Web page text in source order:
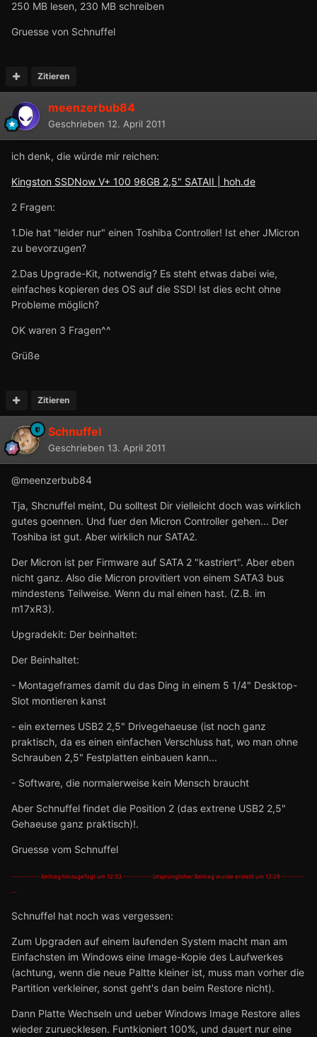
250 MB lesen, 230 MB schreiben
Gruesse von Schnuffel
Zitieren
meenzerbub84
Geschrieben 12. April 2011
ich denk, die würde mir reichen:
Kingston SSDNow V+ 100 96GB 2,5" SATAII | hoh.de
2 Fragen:
1.Die hat "leider nur" einen Toshiba Controller! Ist eher JMicron
zu bevorzugen?
2.Das Upgrade-Kit, notwendig? Es steht etwas dabei wie,
einfaches kopieren des OS auf die SSD! Ist dies echt ohne
Probleme möglich?
OK waren 3 Fragen^^
Grüße
Zitieren
Schnuffel
Geschrieben 13. April 2011
@meenzerbub84
Tja, Shcnuffel meint, Du solltest Dir vielleicht doch was wirklich
gutes goennen. Und fuer den Micron Controller gehen... Der
Toshiba ist gut. Aber wirklich nur SATA2.
Der Micron ist per Firmware auf SATA 2 "kastriert". Aber eben
nicht ganz. Also die Micron provitiert von einem SATA3 bus
mindestens Teilweise. Wenn du mal einen hast. (Z.B. im
m17xR3).
Upgradekit: Der beinhaltet:
Der Beinhaltet:
- Montageframes damit du das Ding in einem 5 1/4" Desktop-
Slot montieren kanst
- ein externes USB2 2,5" Drivegehaeuse (ist noch ganz
praktisch, da es einen einfachen Verschluss hat, wo man ohne
Schrauben 2,5" Festplatten einbauen kann...
- Software, die normalerweise kein Mensch braucht
Aber Schnuffel findet die Position 2 (das extrene USB2 2,5"
Gehaeuse ganz praktisch)!.
Gruesse vom Schnuffel
---------- Beitrag hinzugefügt um 12:33 ---------- Ursprünglicher Beitrag wurde erstellt um 12:29 --------
--
Schnuffel hat noch was vergessen:
Zum Upgraden auf einem laufenden System macht man am
Einfachsten im Windows eine Image-Kopie des Laufwerkes
(achtung, wenn die neue Paltte kleiner ist, muss man vorher die
Partition verkleiner, sonst geht's dan beim Restore nicht).
Dann Platte Wechseln und ueber Windows Image Restore alles
wieder zuruecklesen. Funtkioniert 100%, und dauert nur eine